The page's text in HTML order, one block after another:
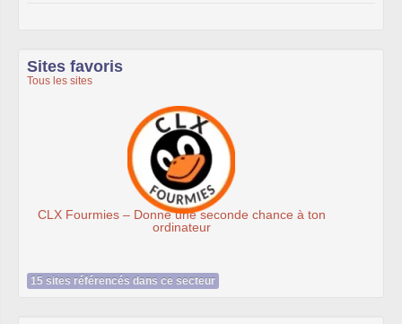
Sites favoris
Tous les sites
Ateliers du Libre à Roubaix
15 sites référencés dans ce secteur